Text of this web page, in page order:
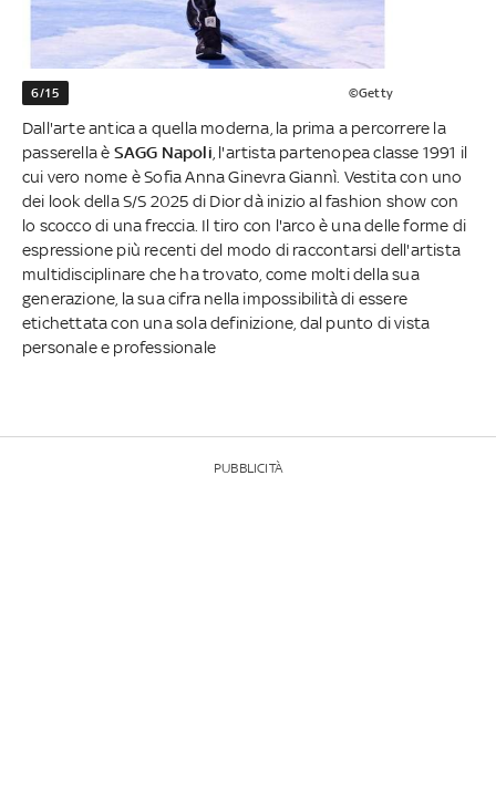
6/15 ©Getty
Dall'arte antica a quella moderna, la prima a percorrere la
passerella è SAGG Napoli , l'artista partenopea classe 1991 il
cui vero nome è Sofia Anna Ginevra Giannì. Vestita con uno
dei look della S/S 2025 di Dior dà inizio al fashion show con
lo scocco di una freccia. Il tiro con l'arco è una delle forme di
espressione più recenti del modo di raccontarsi dell'artista
multidisciplinare che ha trovato, come molti della sua
generazione, la sua cifra nella impossibilità di essere
etichettata con una sola definizione, dal punto di vista
personale e professionale
PUBBLICITÀ